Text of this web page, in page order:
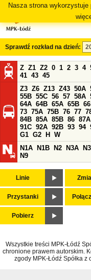
Nasza strona
Sprawdź rozkład na dzień:
Z Z1 Z2 0 1 2 3 4
41 43 45
Z3 Z6 Z13 Z43 50A
55B 55C 56 57 58A
64A 64B 65A 65B 66
73 75A 75B 76 77
84B 85A 85B 86 87A
91C 92A 92B 93 94
G1 G2 H
W
N1A
N1B N2 N3A
N9
Linie
Przystanki
Pobierz
Wszystkie treści MPK-Łódź
chronione prawem autorskim.
zgody MPK-Łódź Spółka z